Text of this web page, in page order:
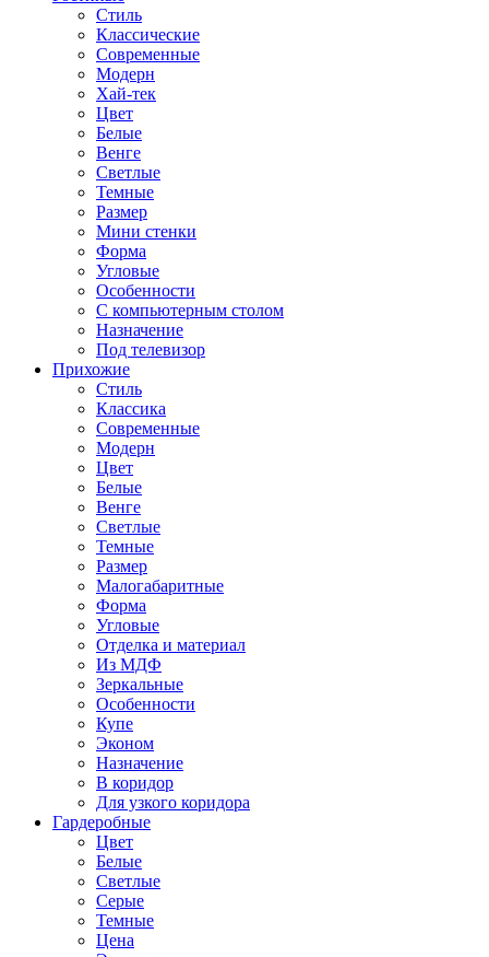
Стиль
Классические
Современные
Модерн
Хай-тек
Цвет
Белые
Венге
Светлые
Темные
Размер
Мини стенки
Форма
Угловые
Особенности
С компьютерным столом
Назначение
Под телевизор
Прихожие
Стиль
Классика
Современные
Модерн
Цвет
Белые
Венге
Светлые
Темные
Размер
Малогабаритные
Форма
Угловые
Отделка и материал
Из МДФ
Зеркальные
Особенности
Купе
Эконом
Назначение
В коридор
Для узкого коридора
Гардеробные
Цвет
Белые
Светлые
Серые
Темные
Цена